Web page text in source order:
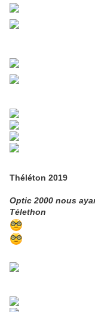
Théléton 2019
Optic 2000 nous
Télethon